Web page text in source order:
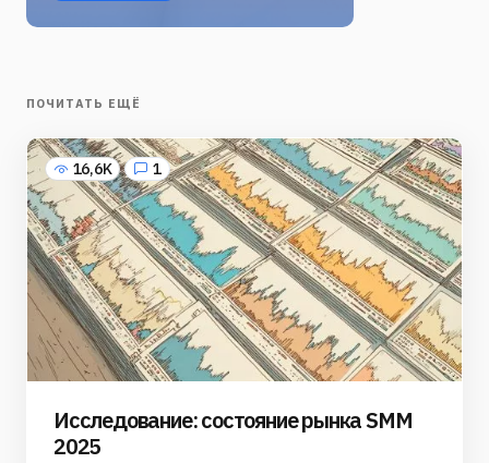
ПОЧИТАТЬ ЕЩЁ
16,6K 1
Исследование: состояние рынка SMM
2025